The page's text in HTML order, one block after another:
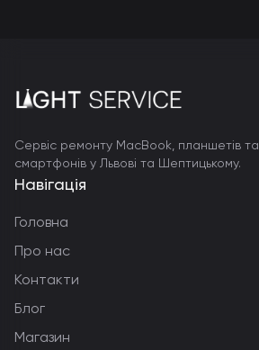
Сервіс ремонту MacBook, планшетів та
смартфонів у Львові та Шептицькому.
Навігація
Головна
Про нас
Контакти
Блог
Магазин